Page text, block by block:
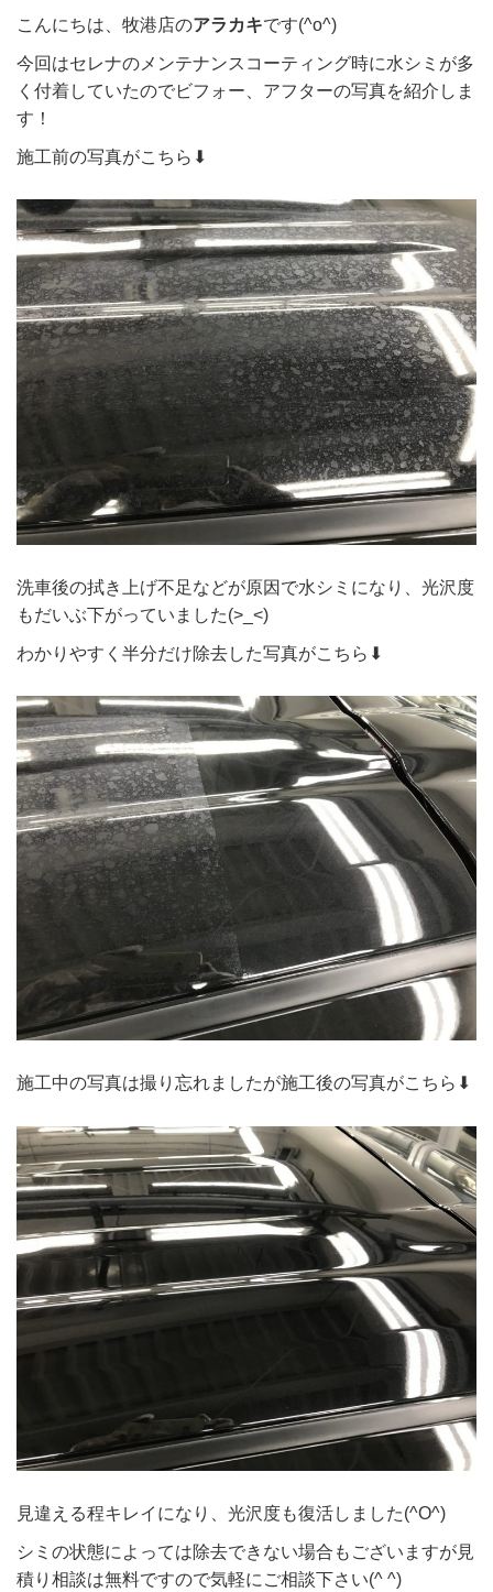
こんにちは、牧港店のアラカキです(^o^)
今回はセレナのメンテナンスコーティング時に水シミが多
く付着していたのでビフォー、アフターの写真を紹介しま
す！
施工前の写真がこちら⬇︎
洗車後の拭き上げ不足などが原因で水シミになり、光沢度
もだいぶ下がっていました(>_<)
わかりやすく半分だけ除去した写真がこちら⬇︎
施工中の写真は撮り忘れましたが施工後の写真がこちら⬇︎
見違える程キレイになり、光沢度も復活しました(^O^)
シミの状態によっては除去できない場合もございますが見
積り相談は無料ですので気軽にご相談下さい(^ ^)